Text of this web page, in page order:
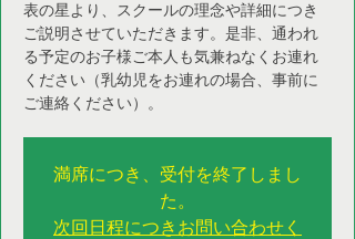
表の星より、スクールの理念や詳細につき
ご説明させていただきます。是非、通われ
る予定のお子様ご本人も気兼ねなくお連れ
ください（乳幼児をお連れの場合、事前に
ご連絡ください）。
満席につき、受付を終了しまし
た。
次回日程につきお問い合わせく